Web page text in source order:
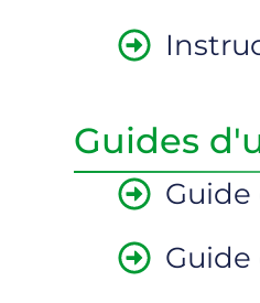
Guides